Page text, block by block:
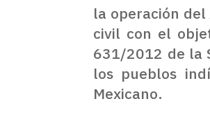
la operación
civil con el
631/2012 de la
los pueblos
Mexicano.